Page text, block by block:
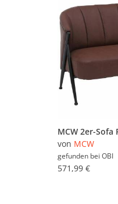
von MCW
gefunden bei OBI
571,99 €